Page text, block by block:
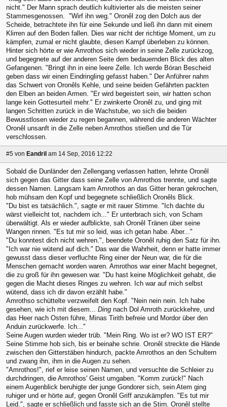
nicht." Der Mann sprach deutlich kultivierter als die meisten seiner
Stammesgenossen. "Wirf ihn weg." Oronêl zog den Dolch aus der
Scheide, betrachtete ihn für eine Sekunde und ließ ihn dann mit einem
Klirren auf den Boden fallen. Dies war nicht der richtige Moment, um zu
kämpfen, zumal er nicht glaubte, diesen Kampf überleben zu können.
Hinter sich hörte er wie Amrothos sich wieder in seine Zelle zurückzog,
und begegnete auf der anderen Seite dem bedauernden Blick des alten
Gefangenen. "Bringt ihn in eine leere Zelle. Ich werde Bóran Bescheid
geben dass wir einen Eindringling gefasst haben." Der Anführer nahm
das Schwert von Oronêls Kehle, und seine beiden Gefährten packten
den Elben an beiden Armen. "Er wird begeistert sein, wir hatten schon
lange kein Gottesurteil mehr." Er zwinkerte Oronêl zu, und ging mit
langen Schritten zurück in die Wachstube, wo sich die beiden
Bewusstlosen wieder zu regen begannen, während die anderen Wächter
Oronêl unsanft in die Zelle neben Amrothos stießen und die Tür
verschlossen.
#5 von Eandril am 14 Sep, 2016 12:22
Sobald die Dunländer den Zellengang verlassen hatten, lehnte Oronêl
sich gegen das Gitter dass seine Zelle von Amrothos trennte, und sagte
dessen Namen. Langsam kam Amrothos an das Gitter heran gekrochen,
hob mühsam den Kopf und begegnete schließlich Oronêls Blick.
"Du bist es tatsächlich.", sagte er mit rauer Stimme. "Ich dachte du
wärst vielleicht tot, nachdem ich..." Er unterbrach sich, von Scham
überwältigt. Als er wieder aufblickte, sah Oronêl Tränen über seine
Wangen rinnen. "Es tut mir so leid, was ich getan habe. Aber..."
"Du konntest dich nicht wehren.", beendete Oronêl ruhig den Satz für ihn.
"Ich war nie wütend auf dich." Das war die Wahrheit, denn er hatte immer
gewusst dass dieser verfluchte Ring einer der Neun war, die für die
Menschen gemacht worden waren. Amrothos war einer Macht begegnet,
die zu groß für ihn gewesen war. "Du hast keine Möglichkeit gehabt, die
gegen die Macht dieses Ringes zu wehren. Ich war auf mich selbst
wütend, dass ich dir davon erzählt habe."
Amrothso schüttelte verzweifelt den Kopf. "Nein nein nein. Ich habe
gesehen, wie ich mit diesem... Ding nach Dol Amroth zurückkehre, und
das Heer nach Osten führe, Minas Tirith befreie und Mordor über den
Anduin zurückwerfe. Ich..."
Seine Augen wurden wieder trüb. "Mein Ring. Wo ist er? WO IST ER?"
Seine Stimme hob sich, bis er beinahe schrie. Oronêl streckte die Hände
zwischen den Gitterstäben hindurch, packte Amrothos an den Schultern
und zwang ihn, ihm in die Augen zu sehen.
"Amrothos!", rief er leise seinen Namen, und versuchte die Schleier zu
durchdringen, die Amrothos' Geist umgaben. "Komm zurück!" Nach
einem Augenblick beruhigte der junge Gondorer sich, sein Atem ging
ruhiger und er hörte auf, gegen Oronêl Griff anzukämpfen. "Es tut mir
Leid.", sagte er schließlich und fasste sich an die Stirn. Oronêl stellte